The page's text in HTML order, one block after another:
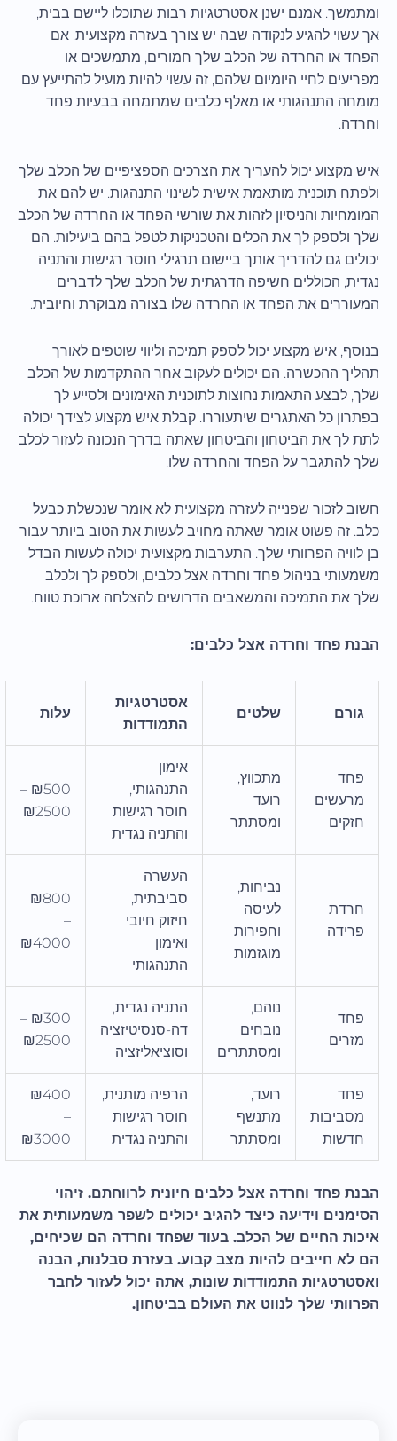
ומתמשך. אמנם ישנן אסטרטגיות רבות שתוכלו ליישם בבית,
אך עשוי להגיע לנקודה שבה יש צורך בעזרה מקצועית. אם
הפחד או החרדה של הכלב שלך חמורים, מתמשכים או
מפריעים לחיי היומיום שלהם, זה עשוי להיות מועיל להתייעץ עם
מומחה התנהגותי או מאלף כלבים שמתמחה בבעיות פחד
וחרדה.
איש מקצוע יכול להעריך את הצרכים הספציפיים של הכלב שלך
ולפתח תוכנית מותאמת אישית לשינוי התנהגות. יש להם את
המומחיות והניסיון לזהות את שורשי הפחד או החרדה של הכלב
שלך ולספק לך את הכלים והטכניקות לטפל בהם ביעילות. הם
יכולים גם להדריך אותך ביישום תרגילי חוסר רגישות והתניה
נגדית, הכוללים חשיפה הדרגתית של הכלב שלך לדברים
המעוררים את הפחד או החרדה שלו בצורה מבוקרת וחיובית.
בנוסף, איש מקצוע יכול לספק תמיכה וליווי שוטפים לאורך
תהליך ההכשרה. הם יכולים לעקוב אחר ההתקדמות של הכלב
שלך, לבצע התאמות נחוצות לתוכנית האימונים ולסייע לך
בפתרון כל האתגרים שיתעוררו. קבלת איש מקצוע לצידך יכולה
לתת לך את הביטחון והביטחון שאתה בדרך הנכונה לעזור לכלב
שלך להתגבר על הפחד והחרדה שלו.
חשוב לזכור שפנייה לעזרה מקצועית לא אומר שנכשלת כבעל
כלב. זה פשוט אומר שאתה מחויב לעשות את הטוב ביותר עבור
בן לוויה הפרוותי שלך. התערבות מקצועית יכולה לעשות הבדל
משמעותי בניהול פחד וחרדה אצל כלבים, ולספק לך ולכלב
שלך את התמיכה והמשאבים הדרושים להצלחה ארוכת טווח.
הבנת פחד וחרדה אצל כלבים:
גורם שלטים
אסטרטגיות
התמודדות
עלות
פחד
מרעשים
חזקים
מתכווץ,
רועד
ומסתתר
אימון
התנהגותי,
חוסר רגישות
והתניה נגדית
₪500 –
₪2500
חרדת
פרידה
נביחות,
לעיסה
וחפירות
מוגזמות
העשרה
סביבתית,
חיזוק חיובי
ואימון
התנהגותי
₪800
–
₪4000
פחד
מזרים
נוהם,
נובחים
ומסתתרים
התניה נגדית,
דה-סנסיטיזציה
וסוציאליזציה
₪300 –
₪2500
פחד
מסביבות
חדשות
רועד,
מתנשף
ומסתתר
הרפיה מותנית,
חוסר רגישות
והתניה נגדית
₪400
–
₪3000
הבנת פחד וחרדה אצל כלבים חיונית לרווחתם. זיהוי
הסימנים וידיעה כיצד להגיב יכולים לשפר משמעותית את
איכות החיים של הכלב. בעוד שפחד וחרדה הם שכיחים,
הם לא חייבים להיות מצב קבוע. בעזרת סבלנות, הבנה
ואסטרטגיות התמודדות שונות, אתה יכול לעזור לחבר
הפרוותי שלך לנווט את העולם בביטחון.